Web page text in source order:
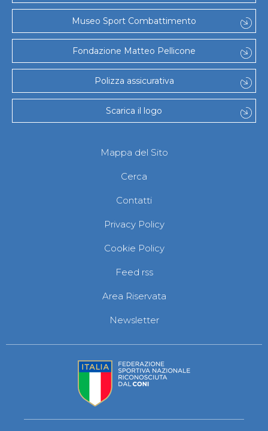
Museo Sport Combattimento
Fondazione Matteo Pellicone
Polizza assicurativa
Scarica il logo
Mappa del Sito
Cerca
Contatti
Privacy Policy
Cookie Policy
Feed rss
Area Riservata
Newsletter